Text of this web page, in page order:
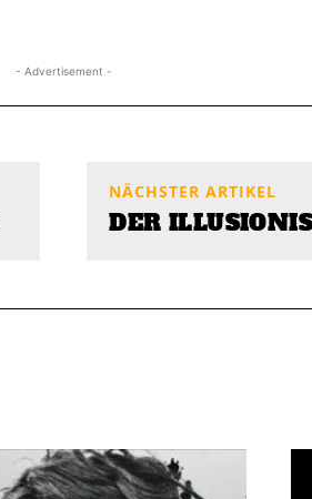
- Advertisement -
NÄCHSTER ARTIKEL
DER